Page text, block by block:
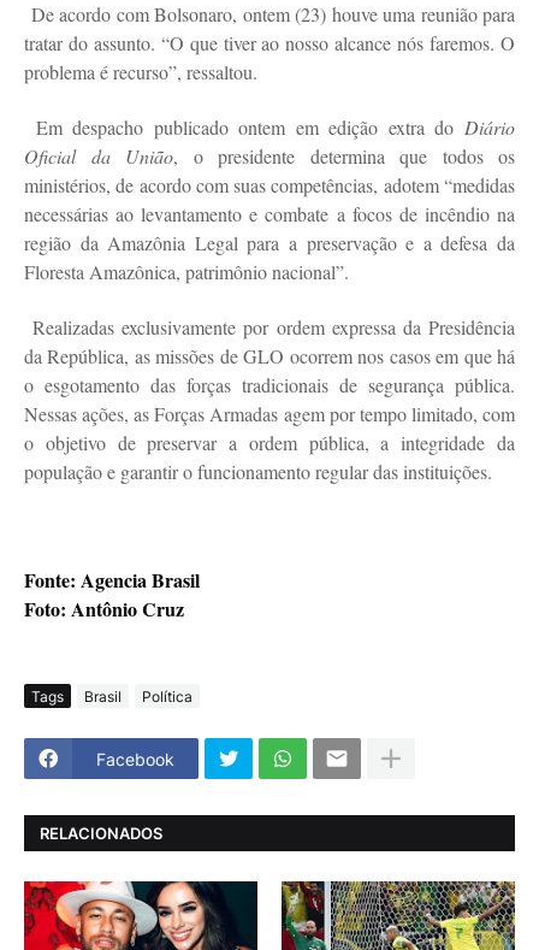
De acordo com Bolsonaro, ontem (23) houve uma reunião para
tratar do assunto. “O que tiver ao nosso alcance nós faremos. O
problema é recurso”, ressaltou.
Em despacho publicado ontem em edição extra doDiário
Oficial da União, o presidente determina que todos os
ministérios, de acordo com suas competências, adotem “medidas
necessárias ao levantamento e combate a focos de incêndio na
região da Amazônia Legal para a preservação e a defesa da
Floresta Amazônica, patrimônio nacional”.
Realizadas exclusivamente por ordem expressa da Presidência
da República, as missões de GLO ocorrem nos casos em que há
o esgotamento das forças tradicionais de segurança pública.
Nessas ações, as Forças Armadas agem por tempo limitado, com
o objetivo de preservar a ordem pública, a integridade da
população e garantir o funcionamento regular das instituições.
Fonte: Agencia Brasil
Foto: Antônio Cruz
Tags Brasil Política
Facebook
RELACIONADOS